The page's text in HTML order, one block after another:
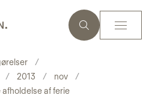
2013
nov
afholdelse af ferie